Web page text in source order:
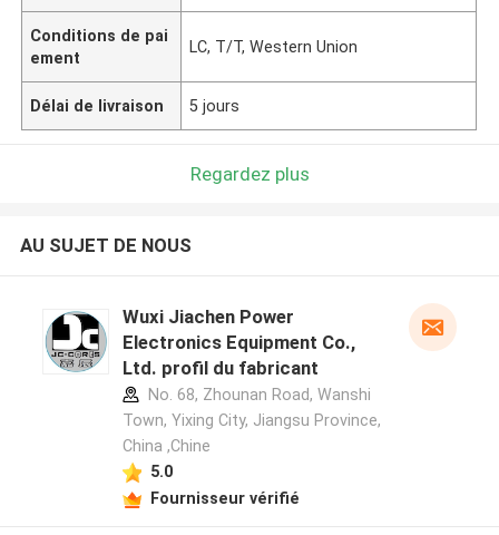
Conditions de pai
ement
LC, T/T, Western Union
Délai de livraison 5 jours
Regardez plus
AU SUJET DE NOUS
Wuxi Jiachen Power
Electronics Equipment Co.,
Ltd. profil du fabricant
No. 68, Zhounan Road, Wanshi
Town, Yixing City, Jiangsu Province,
China ,Chine
5.0
Fournisseur vérifié